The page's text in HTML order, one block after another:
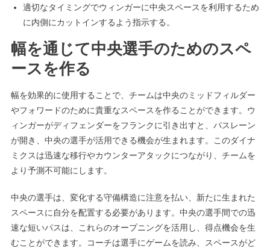
適切なタイミングでウィンガーに中央スペースを利用するため
に内側にカットインするよう指示する。
幅を通じて中央選手のためのスペ
ースを作る
幅を効果的に使用することで、チームは中央のミッドフィルダー
やフォワードのために貴重なスペースを作ることができます。ウ
ィンガーがディフェンダーをフランクに引き出すと、パスレーン
が開き、中央の選手が活用できる機会が生まれます。このダイナ
ミクスは迅速な移行やカウンターアタックにつながり、チームを
より予測不可能にします。
中央の選手は、変化する守備構造に注意を払い、新たに生まれた
スペースに自分を配置する必要があります。中央の選手間での迅
速な短いパスは、これらのオープニングを活用し、得点機会を生
むことができます。コーチは選手にゲームを読み、スペースがど